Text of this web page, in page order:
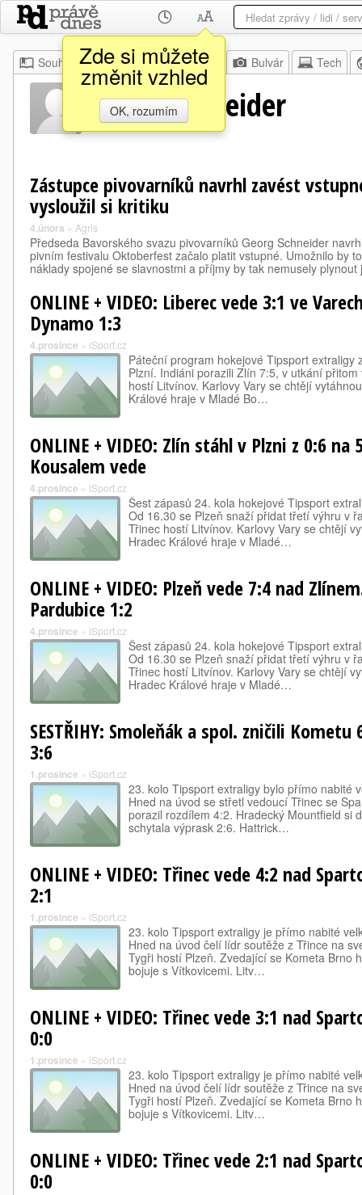
Zde si můžete
změnit vzhled
OK, rozumím
Souhrn Moje Z domova Bulvár Tech
Georg Schneider
Zástupce pivovarníků navrhl zavést
vysloužil si kritiku
4.února » Agris
Předseda Bavorského svazu pivovarníků Georg Schneider
pivním festivalu Oktoberfest začalo platit vstupné. Umožnilo by
náklady spojené se slavnostmi a příjmy by tak nemusely
ONLINE + VIDEO: Liberec vede 3:1 ve
Dynamo 1:3
4.prosince » iSport.cz
Páteční program hokejové Tipsport extraligy
Plzní. Indiáni porazili Zlín 7:5, v utkání
hostí Litvínov. Karlovy Vary se chtějí
Králové hraje v Mladé Bo…
ONLINE + VIDEO: Zlín stáhl v Plzni z 0:6 na
Kousalem vede
4.prosince » iSport.cz
Šest zápasů 24. kola hokejové Tipsport
Od 16.30 se Plzeň snaží přidat třetí výhru v
Třinec hostí Litvínov. Karlovy Vary se chtějí
Hradec Králové hraje v Mladé…
ONLINE + VIDEO: Plzeň vede 7:4 nad
Pardubice 1:2
4.prosince » iSport.cz
Šest zápasů 24. kola hokejové Tipsport
Od 16.30 se Plzeň snaží přidat třetí výhru v
Třinec hostí Litvínov. Karlovy Vary se chtějí
Hradec Králové hraje v Mladé…
SESTŘIHY: Smoleňák a spol. zničili Kometu
3:6
1.prosince » iSport.cz
23. kolo Tipsport extraligy bylo přímo nabité
Hned na úvod se střetl vedoucí Třinec se
porazil rozdílem 4:2. Hradecký Mountfield si
schytala výprask 2:6. Hattrick…
ONLINE + VIDEO: Třinec vede 4:2 nad
2:1
1.prosince » iSport.cz
23. kolo Tipsport extraligy je přímo nabité
Hned na úvod čelí lídr soutěže z Třince na
Tygři hostí Plzeň. Zvedající se Kometa Brno
bojuje s Vítkovicemi. Litv…
ONLINE + VIDEO: Třinec vede 3:1 nad
0:0
1.prosince » iSport.cz
23. kolo Tipsport extraligy je přímo nabité
Hned na úvod čelí lídr soutěže z Třince na
Tygři hostí Plzeň. Zvedající se Kometa Brno
bojuje s Vítkovicemi. Litv…
ONLINE + VIDEO: Třinec vede 2:1 nad
0:0